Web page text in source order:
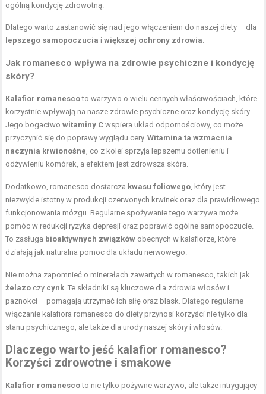
ogólną kondycję zdrowotną.
Dlatego warto zastanowić się nad jego włączeniem do naszej diety – dla
lepszego samopoczucia iwiększej ochrony zdrowia.
Jak romanesco wpływa na zdrowie psychiczne i kondycję
skóry?
Kalafior romanescoto warzywo o wielu cennych właściwościach, które
korzystnie wpływają na nasze zdrowie psychiczne oraz kondycję skóry.
Jego bogactwowitaminy C wspiera układ odpornościowy, co może
przyczynić się do poprawy wyglądu cery.Witamina ta wzmacnia
naczynia krwionośne, co z kolei sprzyja lepszemu dotlenieniu i
odżywieniu komórek, a efektem jest zdrowsza skóra.
Dodatkowo, romanesco dostarcza kwasu foliowego, który jest
niezwykle istotny w produkcji czerwonych krwinek oraz dla prawidłowego
funkcjonowania mózgu. Regularne spożywanie tego warzywa może
pomóc w redukcji ryzyka depresji oraz poprawić ogólne samopoczucie.
To zasługa bioaktywnych związków obecnych w kalafiorze, które
działają jak naturalna pomoc dla układu nerwowego.
Nie można zapomnieć o minerałach zawartych w romanesco, takich jak
żelazo czy cynk. Te składniki są kluczowe dla zdrowia włosów i
paznokci – pomagają utrzymać ich siłę oraz blask. Dlatego regularne
włączanie kalafiora romanesco do diety przynosi korzyści nie tylko dla
stanu psychicznego, ale także dla urody naszej skóry i włosów.
Dlaczego warto jeść kalafior romanesco?
Korzyści zdrowotne i smakowe
Kalafior romanescoto nie tylko pożywne warzywo, ale także intrygujący